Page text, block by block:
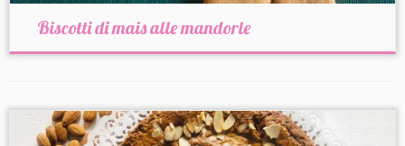
Biscotti di mais alle mandorle